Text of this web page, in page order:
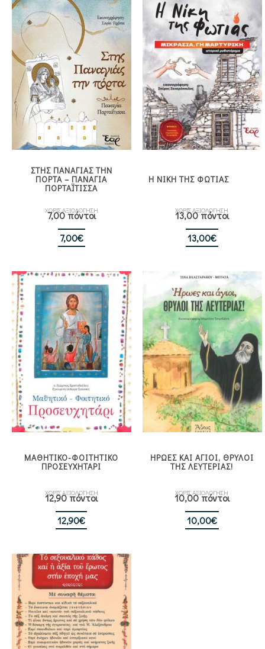
ΣΤΗΣ ΠΑΝΑΓΙΑΣ ΤΗΝ
ΠΟΡΤΑ – ΠΑΝΑΓΙΑ
ΠΟΡΤΑΪΤΙΣΣΑ
ΧΩΡΙΣ ΑΞΙΟΛΟΓΗΣΗ
7,00 πόντοι
7,00€
Η ΝΙΚΗ ΤΗΣ ΦΩΤΙΑΣ
ΧΩΡΙΣ ΑΞΙΟΛΟΓΗΣΗ
13,00 πόντοι
13,00€
ΜΑΘΗΤΙΚΟ-ΦΟΙΤΗΤΙΚΟ
ΠΡΟΣΕΥΧΗΤΑΡΙ
ΧΩΡΙΣ ΑΞΙΟΛΟΓΗΣΗ
12,90 πόντοι
12,90€
ΗΡΩΕΣ ΚΑΙ ΑΓΙΟΙ, ΘΡΥΛΟΙ
ΤΗΣ ΛΕΥΤΕΡΙΑΣ!
ΧΩΡΙΣ ΑΞΙΟΛΟΓΗΣΗ
10,00 πόντοι
10,00€